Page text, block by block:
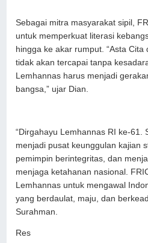
Sebagai mitra masyarakat sipil,
untuk memperkuat literasi
hingga ke akar rumput. “Asta
tidak akan tercapai tanpa
Lemhannas harus menjadi
bangsa,” ujar Dian.
“Dirgahayu Lemhannas RI ke-61.
menjadi pusat keunggulan kajian
pemimpin berintegritas, dan
menjaga ketahanan nasional.
Lemhannas untuk mengawal
yang berdaulat, maju, dan
Surahman.
Res